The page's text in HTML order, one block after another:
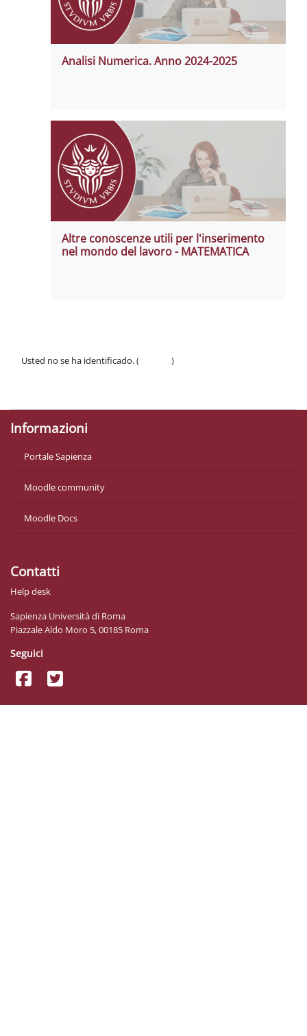
Analisi Numerica. Anno 2024-2025
Altre conoscenze utili per l'inserimento
nel mondo del lavoro - MATEMATICA
Usted no se ha identificado. (
)
Informazioni
Portale Sapienza
Moodle community
Moodle Docs
Contatti
Help desk
Sapienza Università di Roma
Piazzale Aldo Moro 5, 00185 Roma
Seguici